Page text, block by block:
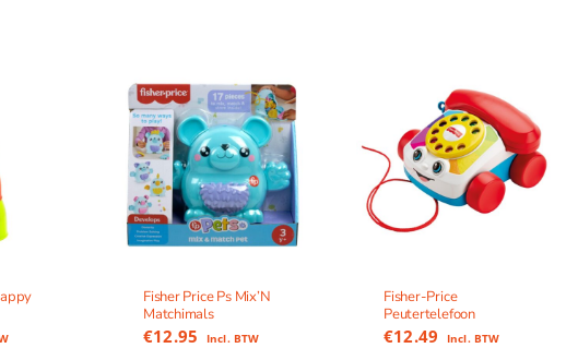
Fisher Price Ps Mix’N
Matchimals
€12.95 Incl. BTW
Fisher-Price
Peutertelefoon
€12.49 Incl. BTW